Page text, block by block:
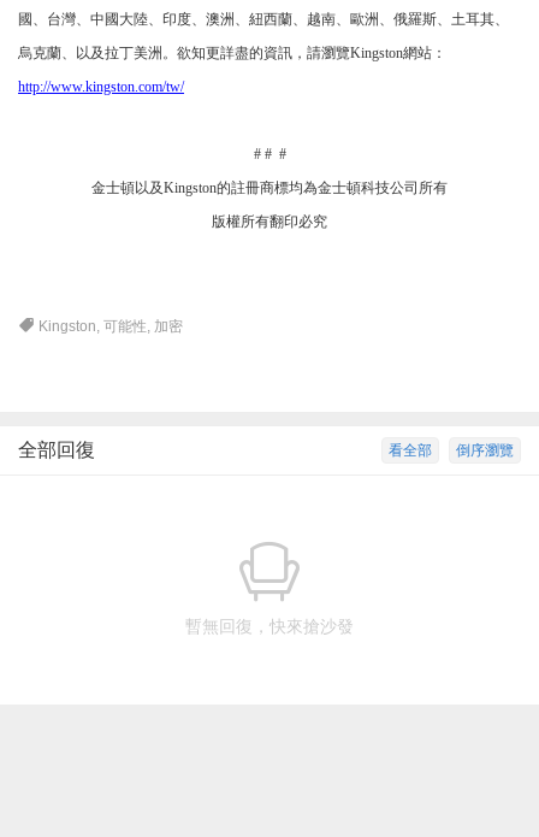
國、台灣、中國大陸、印度、澳洲、紐西蘭、越南、歐洲、俄羅斯、土耳其、
烏克蘭、以及拉丁美洲。欲知更詳盡的資訊，請瀏覽Kingston網站：
http://www.kingston.com/tw/
# # #
金士頓以及Kingston的註冊商標均為金士頓科技公司所有
版權所有翻印必究
Kingston,可能性, 加密
倒序瀏覽
看全部
全部回復
暫無回復，快來搶沙發